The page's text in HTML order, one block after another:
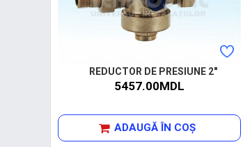
REDUCTOR DE PRESIUNE 2"
5457.00MDL
ADAUGĂ ÎN COŞ